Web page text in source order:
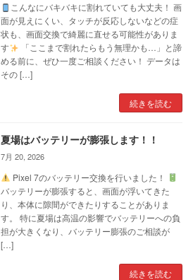
こんなにバキバキに割れていても大丈夫！ 画
面が見えにくい、タッチが反応しないなどの症
状も、画面交換で綺麗に直せる可能性がありま
す
「ここまで割れたらもう無理かも…」と諦
める前に、ぜひ一度ご相談ください！ データは
その […]
続きを読む
夏場はバッテリーが膨張します！！
7月 20, 2026
Pixel 7のバッテリー交換を行いました！
バッテリーが膨張すると、画面が浮いてきた
り、本体に隙間ができたりすることがありま
す。 特に夏場は高温の影響でバッテリーへの負
担が大きくなり、バッテリー膨張のご相談が
[…]
続きを読む